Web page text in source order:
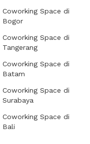
Coworking Space di
Bogor
Coworking Space di
Tangerang
Coworking Space di
Batam
Coworking Space di
Surabaya
Coworking Space di
Bali